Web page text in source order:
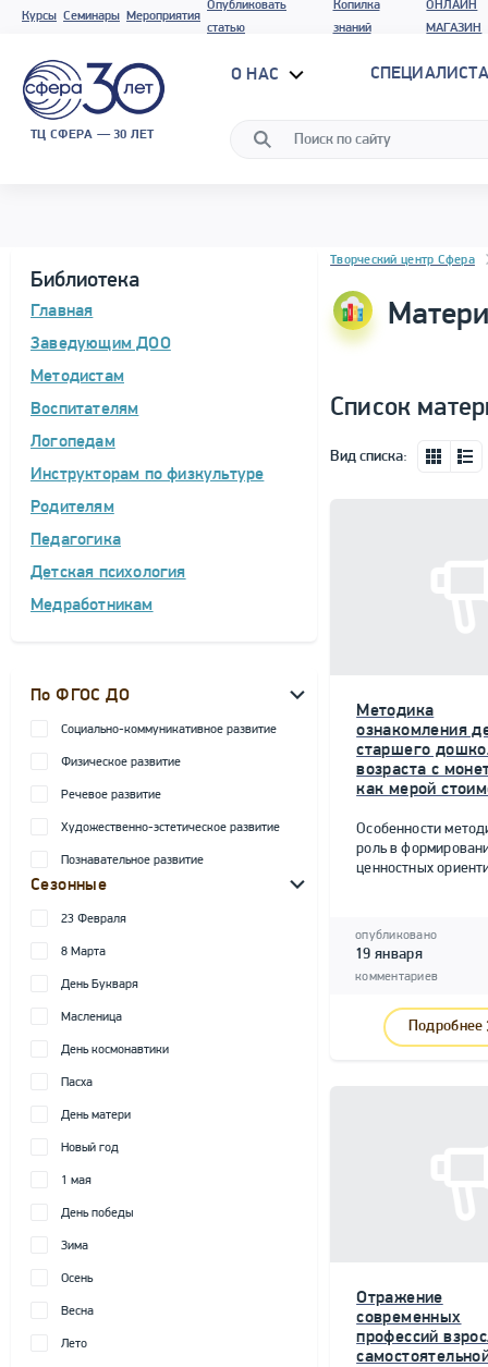
Курсы Семинары Мероприятия
Опубликовать
статью
Копилка
знаний
ОНЛАЙН
МАГАЗИН
ТЦ СФЕРА — 30 ЛЕТ
О НАС
Библиотека
Главная
Заведующим ДОО
Методистам
Воспитателям
Логопедам
Инструкторам по физкультуре
Родителям
Педагогика
Детская психология
Медработникам
По ФГОС ДО
Социально-коммуникативное развитие
Физическое развитие
Речевое развитие
Художественно-эстетическое развитие
Познавательное развитие
Сезонные
23 Февраля
8 Марта
День Букваря
Масленица
День космонавтики
Пасха
День матери
Новый год
1 мая
День победы
Зима
Осень
Весна
Лето
Блок новостей
Творческий центр Сфера
Список
Вид списка:
Методика
ознакомления
старшего
возраста с
как мерой
Особенности
роль в
ценностных
опубликовано
19 января
комментариев
Подробнее
Отражение
современных
профессий